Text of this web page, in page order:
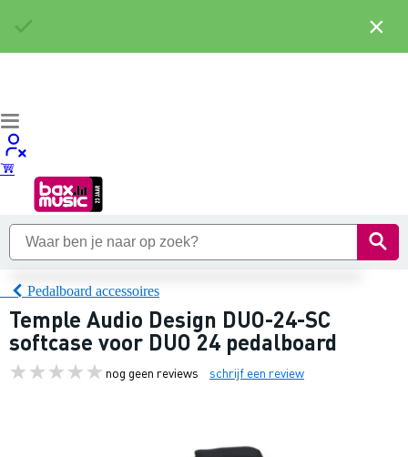
Pedalboard accessoires
Temple Audio Design DUO-24-SC
softcase voor DUO 24 pedalboard
nog geen reviews schrijf een review
×